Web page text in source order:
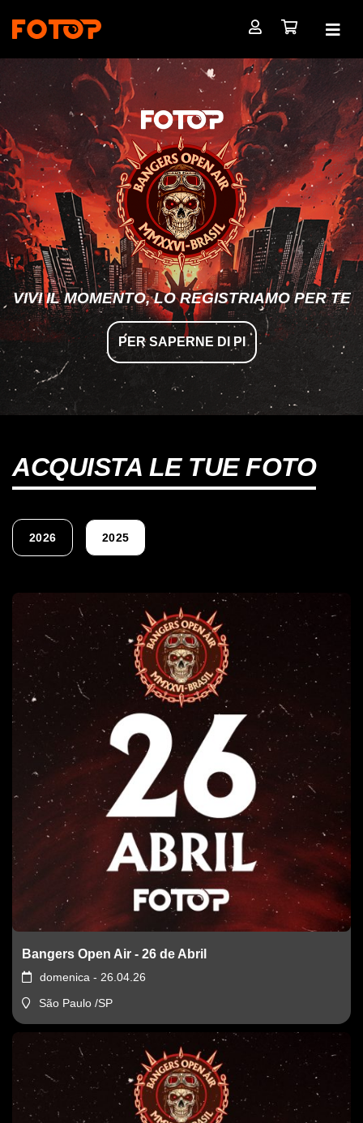
VIVI IL MOMENTO, LO REGISTRIAMO PER TE
PER SAPERNE DI PI
ACQUISTA LE TUE FOTO
2026 2025
Bangers Open Air - 26 de Abril
domenica - 26.04.26
São Paulo /SP